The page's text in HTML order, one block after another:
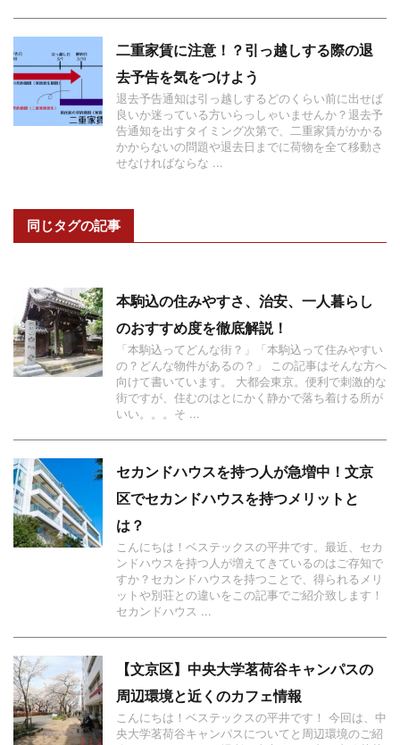
二重家賃に注意！？引っ越しする際の退
去予告を気をつけよう
退去予告通知は引っ越しするどのくらい前に出せば
良いか迷っている方いらっしゃいませんか？退去予
告通知を出すタイミング次第で、二重家賃がかかる
かからないの問題や退去日までに荷物を全て移動さ
せなければならな ...
同じタグの記事
本駒込の住みやすさ、治安、一人暮らし
のおすすめ度を徹底解説！
「本駒込ってどんな街？」「本駒込って住みやすい
の？どんな物件があるの？」 この記事はそんな方へ
向けて書いています。 大都会東京。便利で刺激的な
街ですが、住むのはとにかく静かで落ち着ける所が
いい。。。そ ...
セカンドハウスを持つ人が急増中！文京
区でセカンドハウスを持つメリットと
は？
こんにちは！ベステックスの平井です。最近、セカ
ンドハウスを持つ人が増えてきているのはご存知で
すか？セカンドハウスを持つことで、得られるメリ
ットや別荘との違いをこの記事でご紹介致します！
セカンドハウス ...
【文京区】中央大学茗荷谷キャンパスの
周辺環境と近くのカフェ情報
こんにちは！ベステックスの平井です！ 今回は、中
央大学茗荷谷キャンパスについてと周辺環境のご紹